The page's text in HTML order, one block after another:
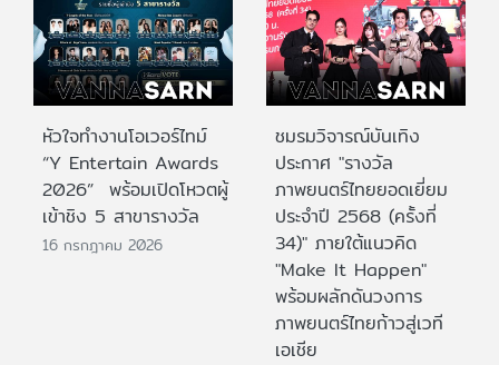
หัวใจทำงานโอเวอร์ไทม์
“Y Entertain Awards
2026” พร้อมเปิดโหวตผู้
เข้าชิง 5 สาขารางวัล
16 กรกฎาคม 2026
ชมรมวิจารณ์บันเทิง
ประกาศ "รางวัล
ภาพยนตร์ไทยยอดเยี่ยม
ประจําปี 2568 (ครั้งที่
34)" ภายใต้แนวคิด
"Make It Happen"
พร้อมผลักดันวงการ
ภาพยนตร์ไทยก้าวสู่เวที
เอเชีย